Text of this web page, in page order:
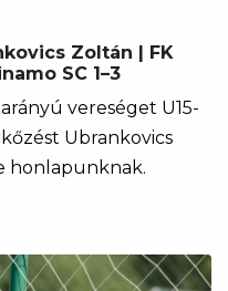
Zoltán | FK
SC 1–3
vereséget U15-
Ubrankovics
honlapunknak.